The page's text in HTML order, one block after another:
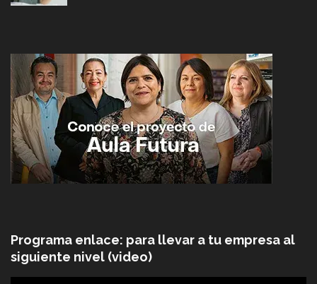
Programa enlace: para llevar a tu empresa al
siguiente nivel (video)